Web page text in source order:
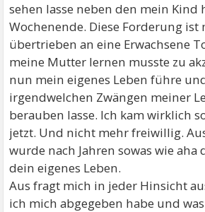
sehen lasse neben den mein Kind
Wochenende. Diese Forderung ist
übertrieben an eine Erwachsene
meine Mutter lernen musste zu
nun mein eigenes Leben führe
irgendwelchen Zwängen meiner
berauben lasse. Ich kam wirklich
jetzt. Und nicht mehr freiwillig.
wurde nach Jahren sowas wie aha
dein eigenes Leben.
Aus fragt mich in jeder Hinsicht
ich mich abgegeben habe und